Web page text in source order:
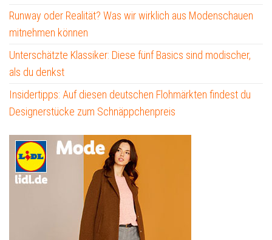
Runway oder Realität? Was wir wirklich aus Modenschauen
mitnehmen können
Unterschätzte Klassiker: Diese fünf Basics sind modischer,
als du denkst
Insidertipps: Auf diesen deutschen Flohmärkten findest du
Designerstücke zum Schnäppchenpreis